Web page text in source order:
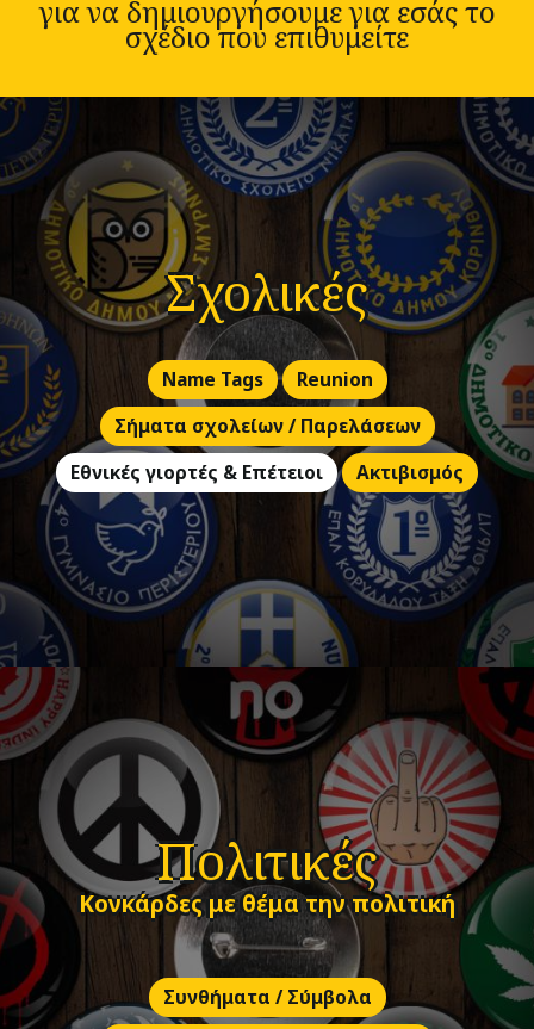
για να δημιουργήσουμε για εσάς το
σχέδιο που επιθυμείτε
Σχολικές
Name Tags
Reunion
Σήματα σχολείων / Παρελάσεων
Εθνικές γιορτές & Επέτειοι
Ακτιβισμός
Πολιτικές
Κονκάρδες με θέμα την πολιτική
Συνθήματα / Σύμβολα